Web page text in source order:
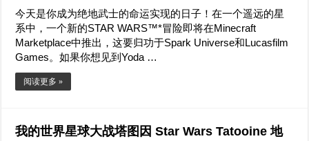
今天是你成为绝地武士的命运实现的日子！在一个遥远的星
系中，一个新的STAR WARS™*冒险即将在Minecraft
Marketplace中推出，这要归功于Spark Universe和Lucasfilm
Games。如果你想见到Yoda …
阅读更多 »
我的世界星球大战塔图因 Star Wars Tatooine 地